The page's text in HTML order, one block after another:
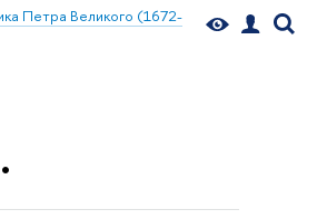
Петра Великого (1672-